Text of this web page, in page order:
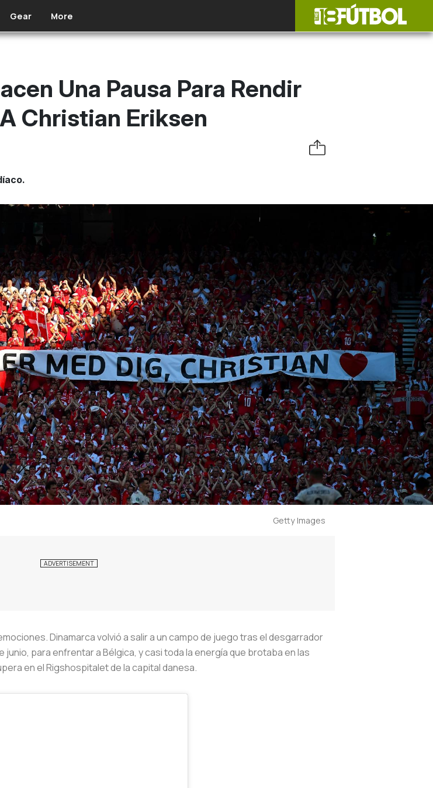
Gear More
Una Pausa Para Rendir
Christian Eriksen
Getty Images
Dinamarca volvió a salir a un campo de juego tras el desgarrador
para enfrentar a Bélgica, y casi toda la energía que brotaba en las
en el Rigshospitalet de la capital danesa.